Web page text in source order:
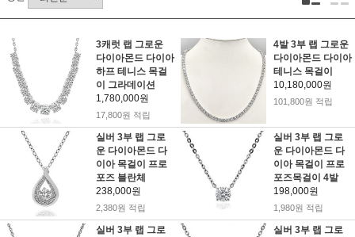
3캐럿 랩 그로운
다이아몬드 다이아
하프 테니스 목걸
이 그라데이션
1,780,000원
17,800원 적립
4발 3부 랩 그로운
다이아몬드 다이아
테니스 목걸이
10,180,000원
101,800원 적립
실버 3부 랩 그로
운 다이아몬드 다
이아 목걸이 프로
포즈 블란체
238,000원
2,380원 적립
실버 3부 랩 그로
운 다이아몬드 다
이아 목걸이 프로
포즈목걸이 4발
198,000원
1,980원 적립
실버 3부 랩 그로
실버 3부 랩 그로